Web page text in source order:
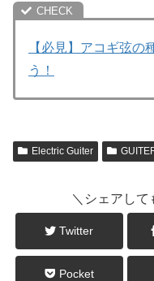
【必見】アコギ弦
う！
Electric Guiter
＼シェアして
Twitter
Pocket